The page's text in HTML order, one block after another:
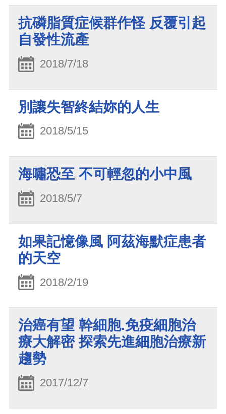
抗磷脂質症候群作怪 反覆引起
自發性流產
2018/7/18
別讓失智終結妳的人生
2018/5/15
海嘯恐至 不可輕忽的小中風
2018/5/7
如果記憶像風 阿茲海默症患者
的天空
2018/2/19
治癌有望 幹細胞.免疫細胞治
療大解密 探索先進細胞治療新
趨勢
2017/12/7